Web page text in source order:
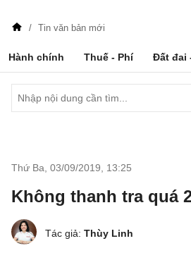
Tin văn bản mới
Hành chính Thuế - Phí Đất đai
Thứ Ba, 03/09/2019 13:25
Không thanh tra quá
Tác giả: Thùy Linh